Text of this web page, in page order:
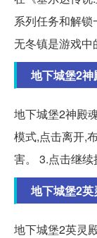
系列任务和解
无冬镇是游戏中
地下城堡2
地下城堡2神殿
模式,点击离开,
害。 3.点击继续
地下城堡2
地下城堡2英灵